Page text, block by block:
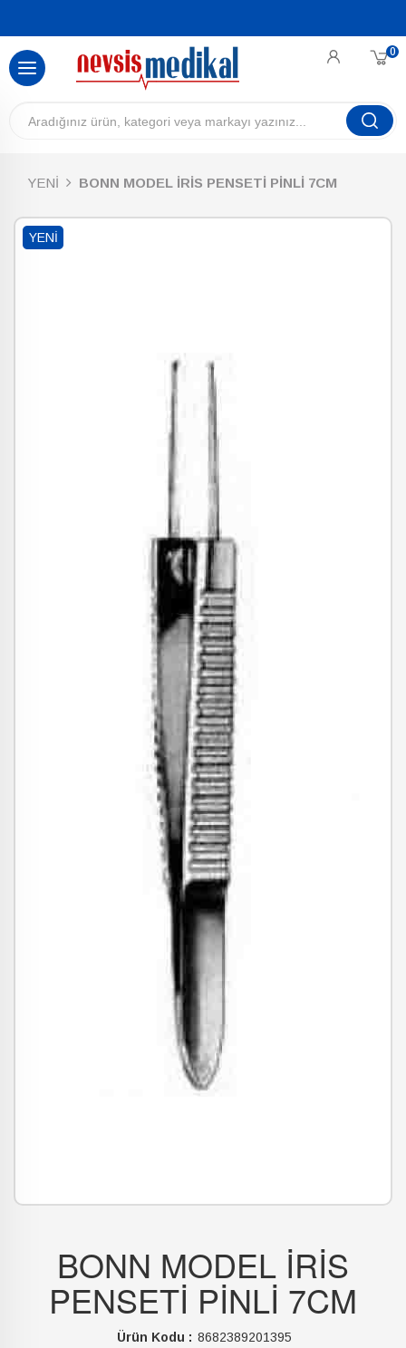
0
YENİ BONN MODEL İRİS PENSETİ PİNLİ 7CM
YENI
BONN MODEL İRİS
PENSETİ PİNLİ 7CM
Ürün Kodu : 8682389201395